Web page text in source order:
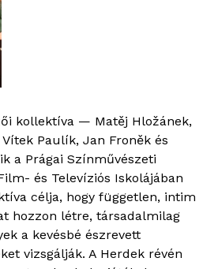
kollektíva — Matěj Hložánek,
Paulík, Jan Froněk és
a Prágai Színművészeti
és Televíziós Iskolájában
célja, hogy független, intim
hozzon létre, társadalmilag
a kevésbé észrevett
vizsgálják. A Herdek révén